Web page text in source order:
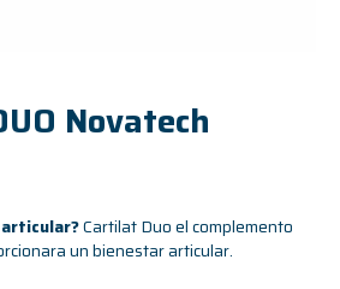
Novatech
Cartilat Duo el complemento
un bienestar articular.